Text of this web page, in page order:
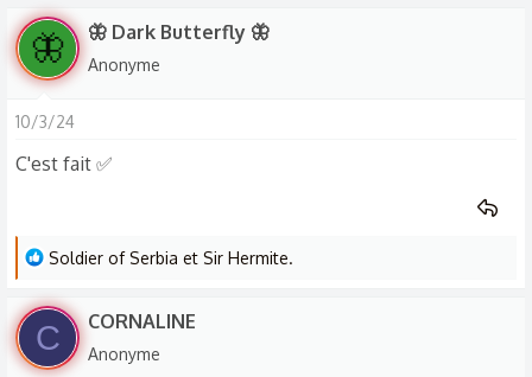
:
🦋 🦋 Dark Butterfly 🦋
Anonyme
10/3/24
C'est fait ✅️
L
s
é
Soldier of Serbia et Sir Hermite.
C CORNALINE
Anonyme